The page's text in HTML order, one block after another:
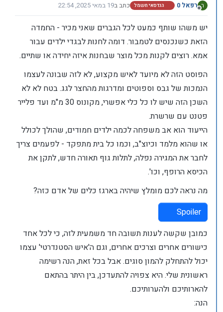
ר
מנותק
רפאל 0 הנדסאי חשמל כתב ב19 במאי 2025, 22:54
נערך לאחרונה על ידי
יש משהו שותף כמעט לכל הגברים שאני מכיר - החמדה
הזאת כשנכנסים לטמבור. דומה לחנות לבגדי ילדים עבור
אמא. רוצים לקנות מכל מוצר שבחנות איזה יחידה או שתיים.
הפוסט הזה לא מיועד לאיש מקצוע, לא לזה שבונה לעצמו
הנמכות של גבס וספוטים ומדרגות מהחצר לגג. בטח לא לא
השכן הזה שיש לו כל כלי אפשרי, מקונוס 30 מ"מ ועד פלייר
פטנט עם שרשרת.
הייעוד הוא אב משפחה לכמה ילדים חמודים, שהולך לכולל
או שהוא מלמד וכיוצ"ב, וכמו כל בית מתפקד - לפעמים צריך
לחבר את המגירה נפלה, לתלות גוף תאורה חדש, לתקן את
הכיסא הרופף, וכו'.
מה נראה לכם מומלץ שיהיה בארגז כלים של אדם כזה?
Spoiler
כמובן שקשה לענות תשובה חד משמעית לזה, כי לכל אחד
כישורים אחרים וצרכים אחרים, וגם ה'איש הסטנדרטי' עצמו
יכול להתחלק להמון סוגים. אבל בכל זאת, הנה רשימה
ראשונית שלי. היא צפויה להתעדכן, בין היתר בהתאם
להארותיכם ולהערותיכם.
הנה: